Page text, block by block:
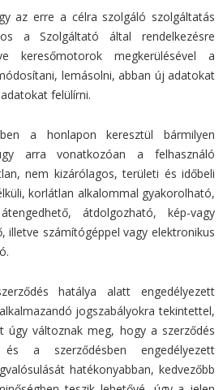
az erre a célra szolgáló szolgáltatás
a Szolgáltató által rendelkezésre
keresőmotorok megkerülésével a
lemásolni, abban új adatokat
felülírni.
a honlapon keresztül bármilyen
arra vonatkozóan a felhasználó
nem kizárólagos, területi és időbeli
korlátlan alkalommal gyakorolható,
átdolgozható, kép-vagy
illetve számítógéppel vagy elektronikus
hatálya alatt engedélyezett
jogszabályokra tekintettel,
úgy változnak meg, hogy a szerződés
a szerződésben engedélyezett
hatékonyabban, kedvezőbb